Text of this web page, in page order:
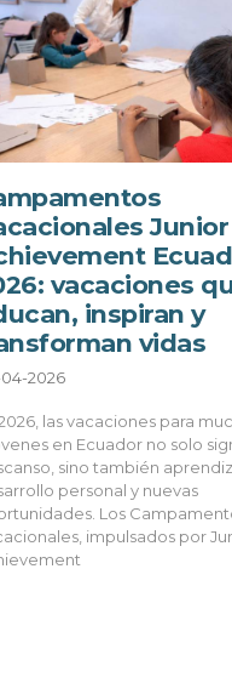
Junior
vacaciones
inspiran y
vidas
2026
las vacaciones para
en Ecuador no solo
sino también
personal y nuevas
Los
impulsados por